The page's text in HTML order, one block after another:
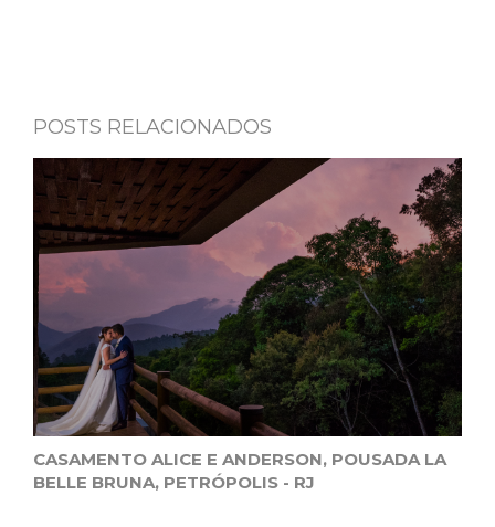
POSTS RELACIONADOS
CASAMENTO ALICE E ANDERSON, POUSADA LA
BELLE BRUNA, PETRÓPOLIS - RJ